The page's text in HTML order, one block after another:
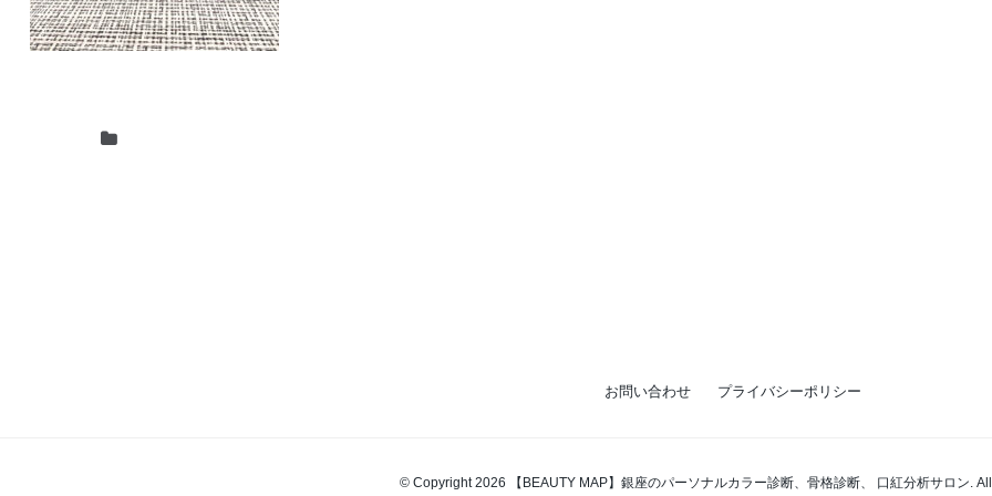
お問い合わせ プライバシーポリシー
© Copyright 2026 【BEAUTY MAP】銀座のパーソナルカラー診断、骨格診断、 口紅分析サロン.